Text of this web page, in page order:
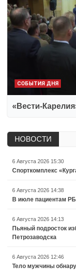
СОБЫТИЯ ДНЯ
«Вести-
НОВОСТИ
6 Августа 2026 15:30
Спорткомплекс
6 Августа 2026 14:38
В июле пациентам
6 Августа 2026 14:13
Пьяный подросток
Петрозаводска
6 Августа 2026 12:46
Тело мужчины